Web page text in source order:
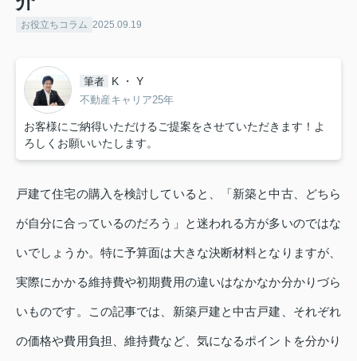
お役立ちコラム 2025.09.19
筆者 K ・ Y
不動産キャリア25年
お客様にご納得いただけるご提案をさせていただきます！よ
ろしくお願いいたします。
戸建て住宅の購入を検討していると、「新築と中古、どちら
が自分に合っているのだろう」と迷われる方が多いのではな
いでしょうか。特に予算面は大きな決断材料となりますが、
実際にかかる維持費や初期費用の違いはなかなか分かりづら
いものです。この記事では、新築戸建と中古戸建、それぞれ
の価格や費用負担、維持費など、気になるポイントを分かり